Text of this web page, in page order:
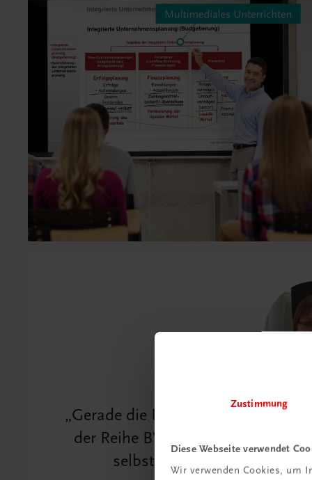
Zustimmung
Diese Webseite verwendet
Wir verwenden Cookies, um
Gerade die Pandemie hat der
der Reihe BW-Praxisblicke
selbstständiges Erlernen